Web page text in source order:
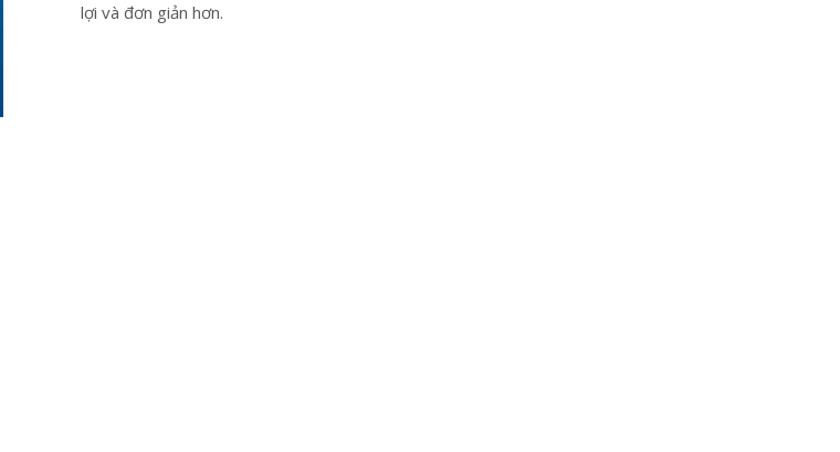
lợi và đơn giản hơn.